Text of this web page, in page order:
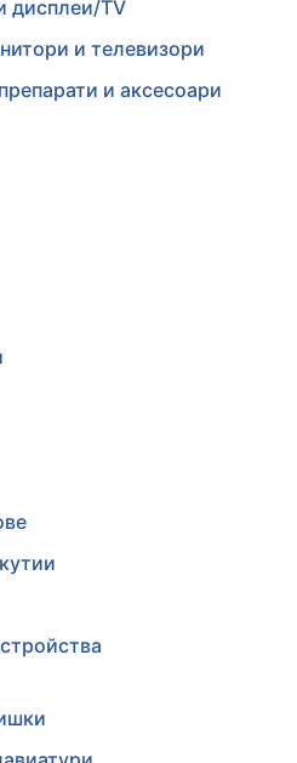
дисплеи/TV
и телевизори
и аксесоари